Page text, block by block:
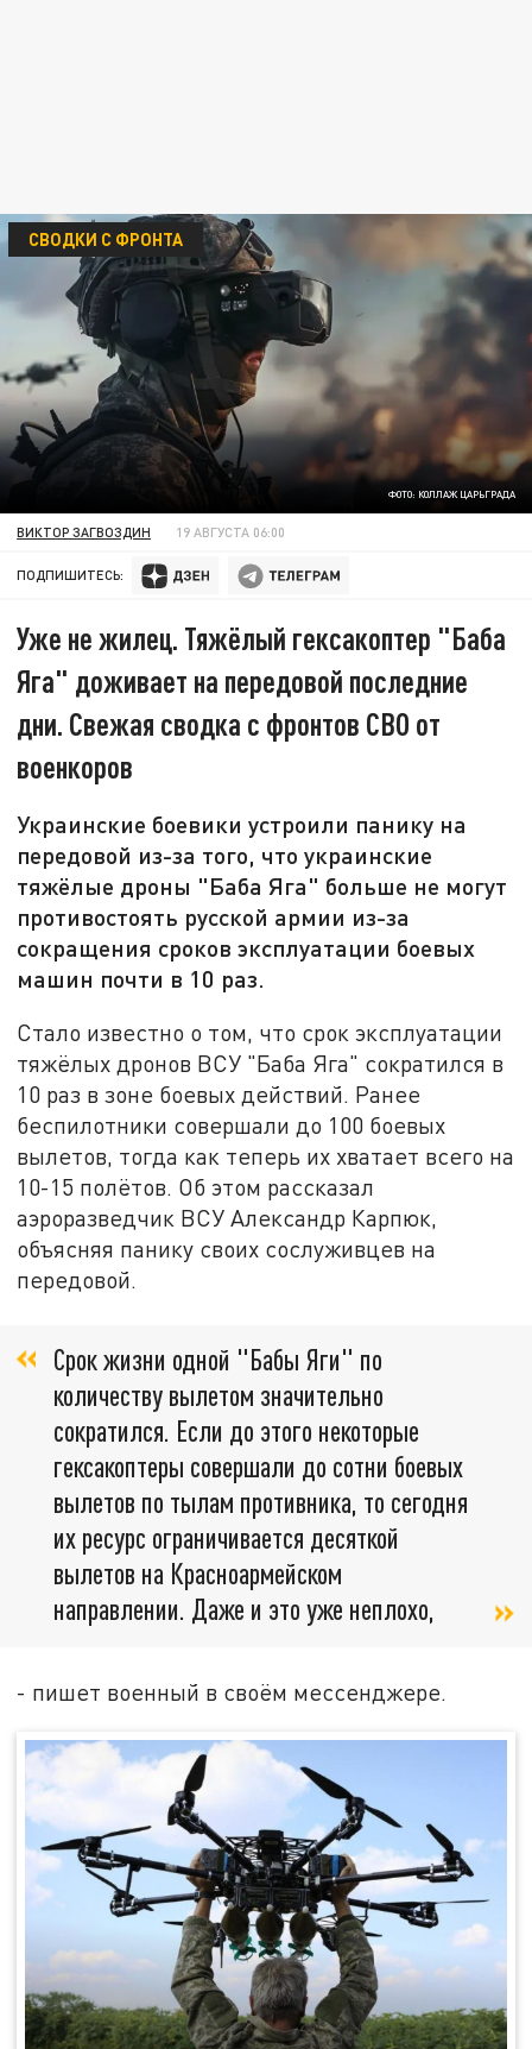
ФОТО: КОЛЛАЖ ЦАРЬГРАДА
СВОДКИ С ФРОНТА
ВИКТОР ЗАГВОЗДИН 19 АВГУСТА 06:00
ПОДПИШИТЕСЬ:
Уже не жилец. Тяжёлый гексакоптер "Баба
Яга" доживает на передовой последние
дни. Свежая сводка с фронтов СВО от
военкоров
Украинские боевики устроили панику на
передовой из-за того, что украинские
тяжёлые дроны "Баба Яга" больше не могут
противостоять русской армии из-за
сокращения сроков эксплуатации боевых
машин почти в 10 раз.
Стало известно о том, что срок эксплуатации
тяжёлых дронов ВСУ "Баба Яга" сократился в
10 раз в зоне боевых действий. Ранее
беспилотники совершали до 100 боевых
вылетов, тогда как теперь их хватает всего на
10-15 полётов. Об этом рассказал
аэроразведчик ВСУ Александр Карпюк,
объясняя панику своих сослуживцев на
передовой.
Срок жизни одной "Бабы Яги" по
количеству вылетом значительно
сократился. Если до этого некоторые
гексакоптеры совершали до сотни боевых
вылетов по тылам противника, то сегодня
их ресурс ограничивается десяткой
вылетов на Красноармейском
направлении. Даже и это уже неплохо,
- пишет военный в своём мессенджере.